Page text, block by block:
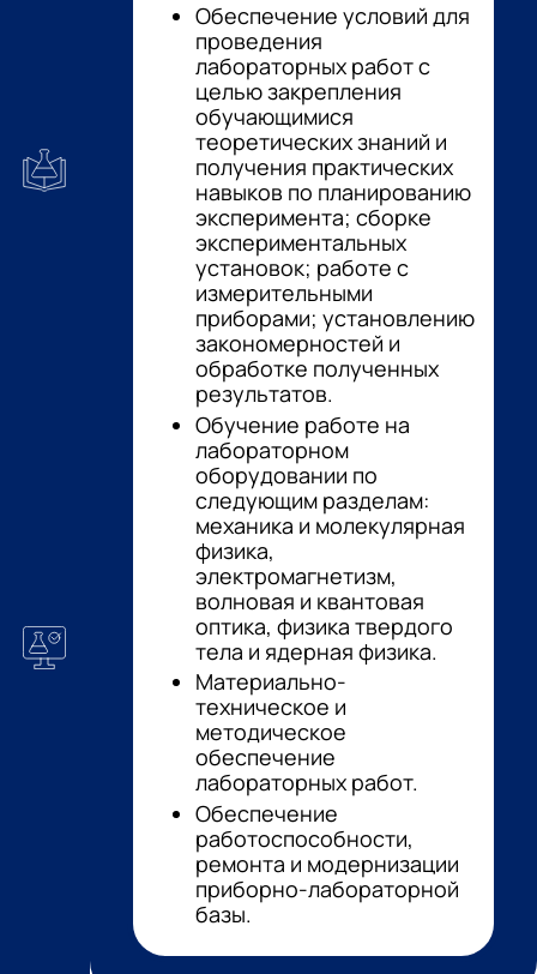
Обеспечение условий для
проведения
лабораторных работ с
целью закрепления
обучающимися
теоретических знаний и
получения практических
навыков по планированию
эксперимента; сборке
экспериментальных
установок; работе с
измерительными
приборами; установлению
закономерностей и
обработке полученных
результатов.
Обучение работе на
лабораторном
оборудовании по
следующим разделам:
механика и молекулярная
физика,
электромагнетизм,
волновая и квантовая
оптика, физика твердого
тела и ядерная физика.
Материально-
техническое и
методическое
обеспечение
лабораторных работ.
Обеспечение
работоспособности,
ремонта и модернизации
приборно-лабораторной
базы.